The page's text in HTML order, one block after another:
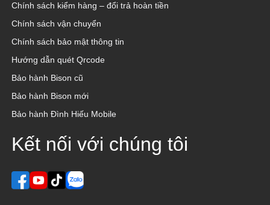
Chính sách kiểm hàng – đổi trả hoàn tiền
Chính sách vận chuyển
Chính sách bảo mật thông tin
Hướng dẫn quét Qrcode
Bảo hành Bison cũ
Bảo hành Bison mới
Bảo hành Đình Hiếu Mobile
Kết nối với chúng tôi